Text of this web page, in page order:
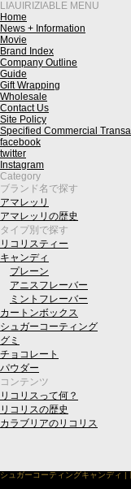
LIAUIRIZIABLE MENU
Home
News + Information
Movie
Brand Index
Company Outline
Guide
Gift Wrapping
Wholesale
Contact Us
Site Policy
Specified Commercial
facebook
twitter
Instagram
Category
ブランド名で探す
アマレッリ
アマレッリの歴史
タイプ別で探す
リコリスティー
キャンディ
プレーン
アニスフレーバー
ミントフレーバー
カートンボックス
シュガーコーティング
グミ
チョコレート
パウダー
コンテンツ
リコリスって何？
リコリスの歴史
カラブリアのリコリス
シュガーコーティングキャンディ |